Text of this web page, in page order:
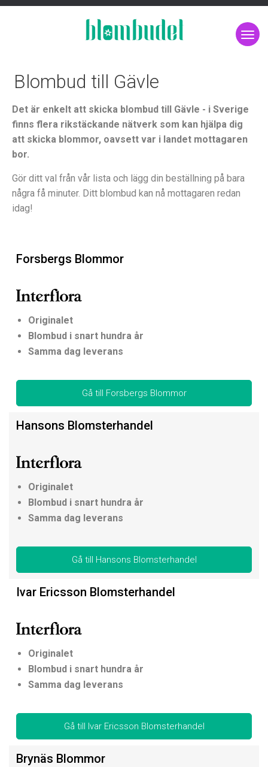
Blombud till Gävle
Det är enkelt att skicka blombud till Gävle - i Sverige
finns flera rikstäckande nätverk som kan hjälpa dig
att skicka blommor, oavsett var i landet mottagaren
bor.
Gör ditt val från vår lista och lägg din beställning på bara
några få minuter. Ditt blombud kan nå mottagaren redan
idag!
Forsbergs Blommor
Originalet
Blombud i snart hundra år
Samma dag leverans
Gå till Forsbergs Blommor
Hansons Blomsterhandel
Originalet
Blombud i snart hundra år
Samma dag leverans
Gå till Hansons Blomsterhandel
Ivar Ericsson Blomsterhandel
Originalet
Blombud i snart hundra år
Samma dag leverans
Gå till Ivar Ericsson Blomsterhandel
Brynäs Blommor